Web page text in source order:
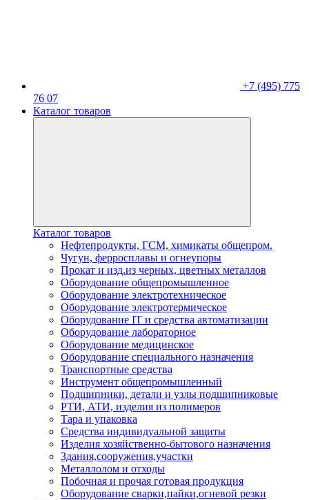
+7 (495) 775
76 07
Каталог товаров
Каталог товаров
Нефтепродукты, ГСМ, химикаты общепром.
Чугун, ферросплавы и огнеупоры
Прокат и изд.из черных, цветных металлов
Оборудование общепромышленное
Оборудование электротехническое
Оборудование электротермическое
Оборудование IT и средства автоматизации
Оборудование лабораторное
Оборудование медицинское
Оборудование специального назначения
Транспортные средства
Инструмент общепромышленный
Подшипники, детали и узлы подшипниковые
РТИ, АТИ, изделия из полимеров
Тара и упаковка
Средства индивидуальной защиты
Изделия хозяйственно-бытового назначения
Здания,сооружения,участки
Металлолом и отходы
Побочная и прочая готовая продукция
Оборудование сварки,пайки,огневой резки